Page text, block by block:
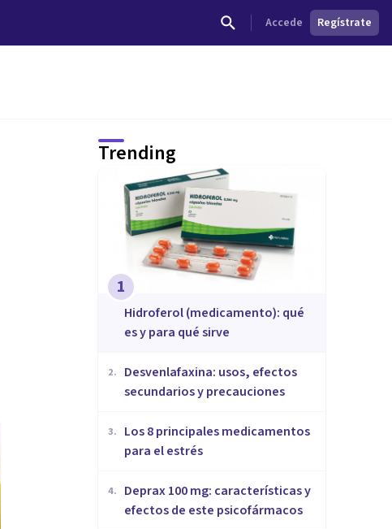
Accede Regístrate
Trending
1
Hidroferol (medicamento): qué
es y para qué sirve
2.
Desvenlafaxina: usos, efectos
secundarios y precauciones
3.
Los 8 principales medicamentos
para el estrés
4.
Deprax 100 mg: características y
efectos de este psicofármacos